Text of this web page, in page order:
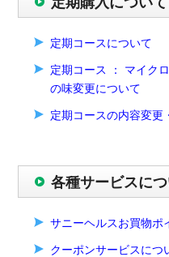
定期コースについて
定期コース ： マイク
の味変更について
定期コースの内容変更
各種サービスに
サニーヘルスお買物ポ
クーポンサービスにつ